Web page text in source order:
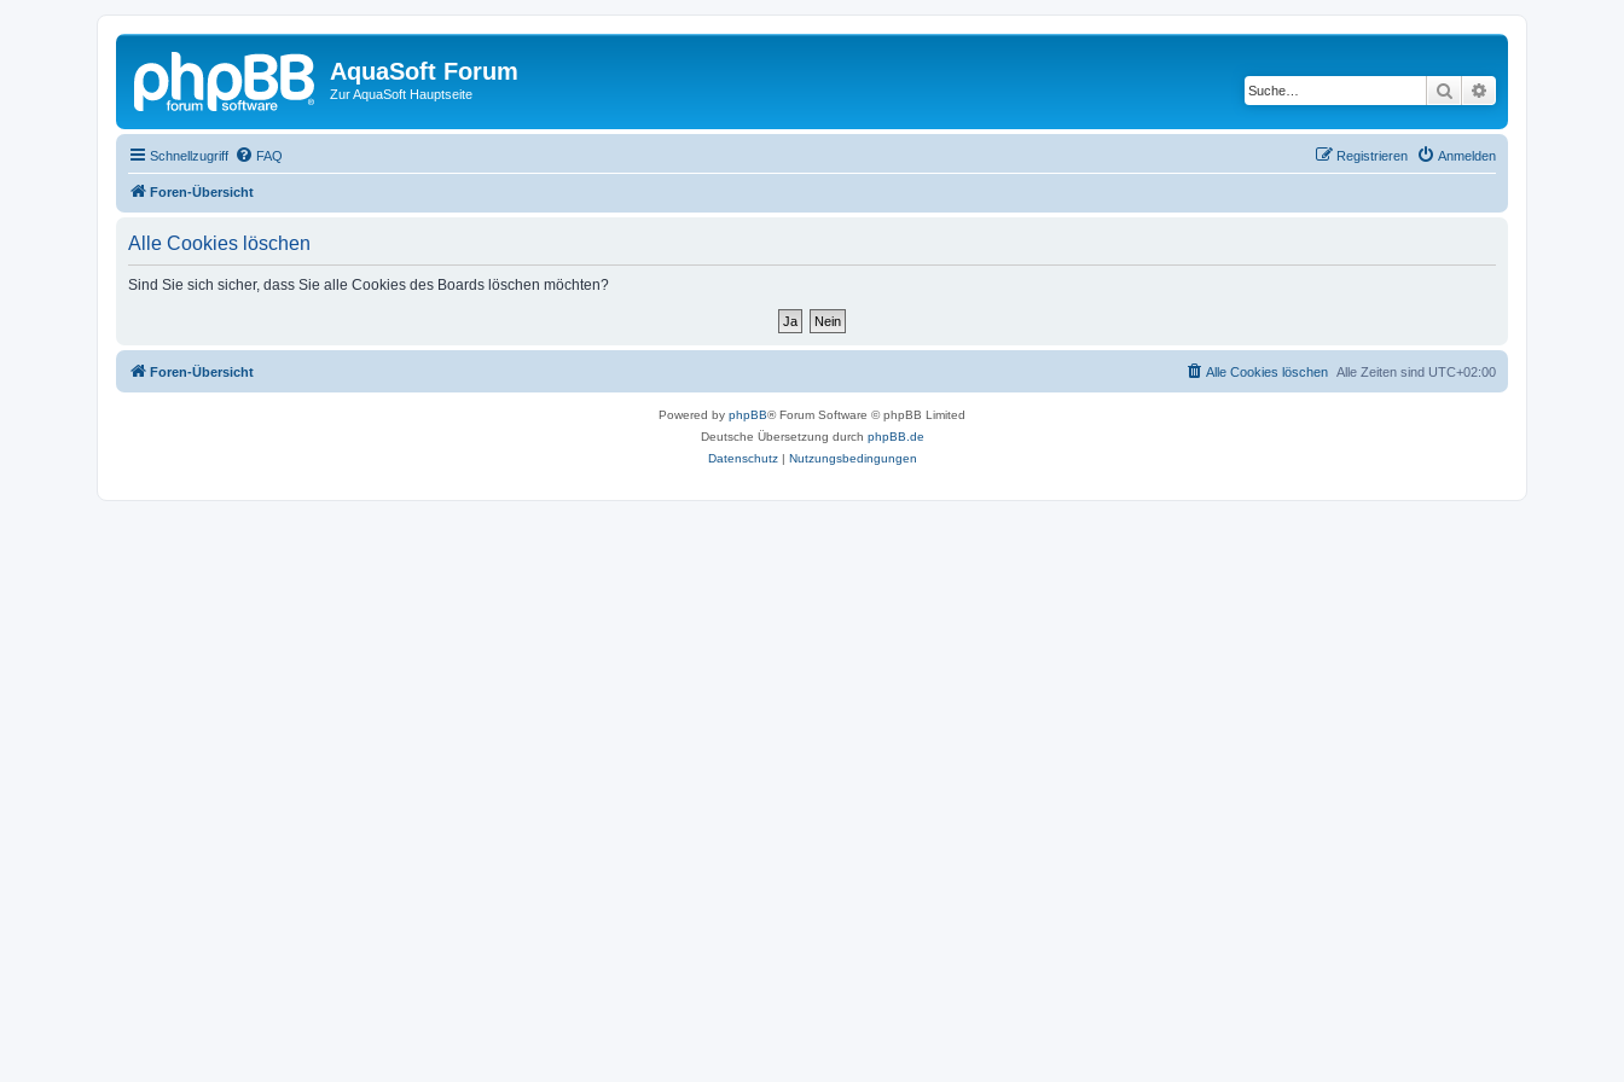
AquaSoft Forum
Zur AquaSoft Hauptseite Suche
Schnellzugriff FAQ Anmelden
Registrieren
Foren-Übersicht
Alle Cookies löschen
Sind Sie sich sicher, dass Sie alle Cookies des Boards löschen möchten?
Foren-Übersicht Alle Zeiten sind UTC+02:00
Alle Cookies löschen
Powered by phpBB® Forum Software © phpBB Limited
Deutsche Übersetzung durch phpBB.de
Datenschutz| Nutzungsbedingungen